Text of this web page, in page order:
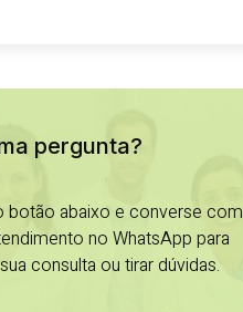
pergunta?
botão abaixo e converse com
no WhatsApp para
consulta ou tirar dúvidas.